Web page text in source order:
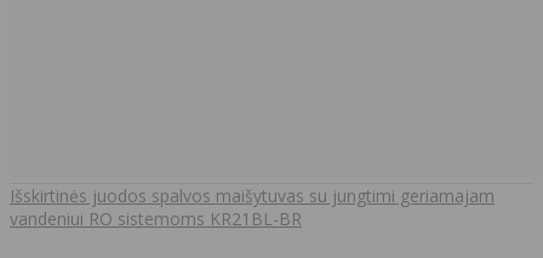
Išskirtinės juodos spalvos maišytuvas su jungtimi geriamajam
vandeniui RO sistemoms KR21BL-BR